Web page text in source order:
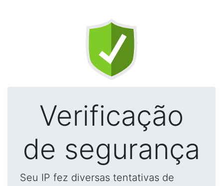
Verificação
de segurança
Seu IP fez diversas tentativas de